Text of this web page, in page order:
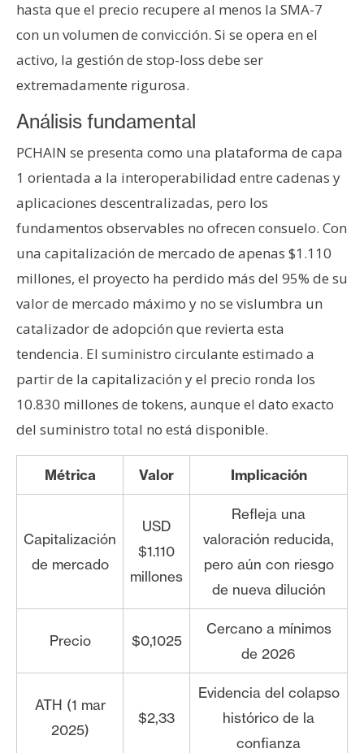
hasta que el precio recupere al menos la SMA-7
con un volumen de convicción. Si se opera en el
activo, la gestión de stop-loss debe ser
extremadamente rigurosa.
Análisis fundamental
PCHAIN se presenta como una plataforma de capa
1 orientada a la interoperabilidad entre cadenas y
aplicaciones descentralizadas, pero los
fundamentos observables no ofrecen consuelo. Con
una capitalización de mercado de apenas $1.110
millones, el proyecto ha perdido más del 95% de su
valor de mercado máximo y no se vislumbra un
catalizador de adopción que revierta esta
tendencia. El suministro circulante estimado a
partir de la capitalización y el precio ronda los
10.830 millones de tokens, aunque el dato exacto
del suministro total no está disponible.
Métrica Valor Implicación
Capitalización
de mercado
USD
$1.110
millones
Refleja una
valoración reducida,
pero aún con riesgo
de nueva dilución
Precio $0,1025
Cercano a mínimos
de 2026
ATH (1 mar
2025)
$2,33
Evidencia del colapso
histórico de la
confianza